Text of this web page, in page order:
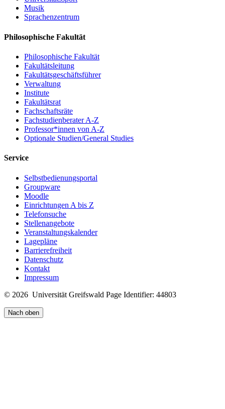
Musik
Sprachenzentrum
Philosophische Fakultät
Philosophische Fakultät
Fakultätsleitung
Fakultätsgeschäftsführer
Verwaltung
Institute
Fakultätsrat
Fachschaftsräte
Fachstudienberater A-Z
Professor*innen von A-Z
Optionale Studien/General Studies
Service
Selbstbedienungsportal
Groupware
Moodle
Einrichtungen A bis Z
Telefonsuche
Stellenangebote
Veranstaltungskalender
Lagepläne
Barrierefreiheit
Datenschutz
Kontakt
Impressum
© 2026 Universität Greifswald Page Identifier: 44803
Nach oben